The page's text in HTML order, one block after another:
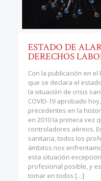
ESTADO DE
DERECHOS
Con la publicación en el
que se declara el
la situación de crisis
COVID-19 aprobado
precedentes en la
en 2010 la primera vez
controladores aéreos.
sanitaria, todos los
ámbitos nos
esta situación
profesional posible, y
tomar en todos […]